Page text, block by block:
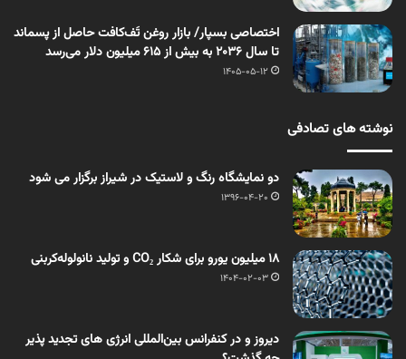
اختصاصی بسپار/ بازار روغن تَف‌کافت حاصل از پسماند
تا سال ۲۰۳۶ به بیش از ۶۱۵ میلیون دلار می‌رسد
1405-05-12
نوشته های تصادفی
دو نمایشگاه رنگ و لاستیک در شیراز برگزار می شود
1396-04-20
۱۸ میلیون یورو برای شکار CO₂ و تولید نانولوله‌کربنی
1404-02-03
دیروز و در کنفرانس بین‌المللی انرژی های تجدید پذیر